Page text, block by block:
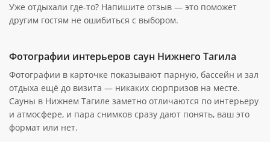
Уже отдыхали где-то? Напишите отзыв — это поможет
другим гостям не ошибиться с выбором.
Фотографии интерьеров саун Нижнего Тагила
Фотографии в карточке показывают парную, бассейн и зал
отдыха ещё до визита — никаких сюрпризов на месте.
Сауны в Нижнем Тагиле заметно отличаются по интерьеру
и атмосфере, и пара снимков сразу дают понять, ваш это
формат или нет.